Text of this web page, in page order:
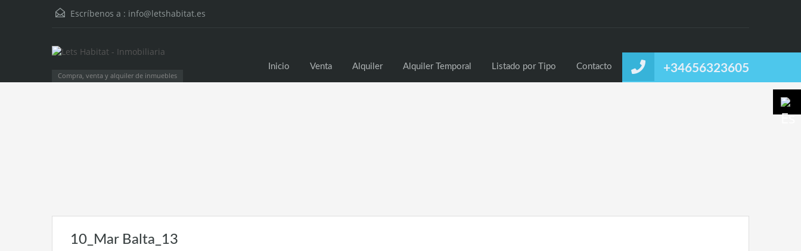
Escríbenos a : info@letshabitat.es
Compra, venta y alquiler de inmuebles
+34656323605
Inicio Venta Alquiler Alquiler Temporal Listado por Tipo Contacto
10_Mar Balta_13